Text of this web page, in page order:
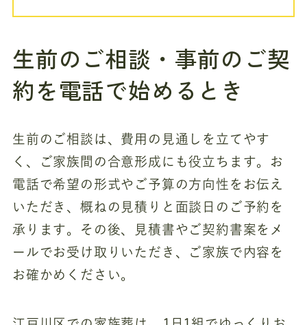
生前のご相談・事前のご契
約を電話で始めるとき
生前のご相談は、費用の見通しを立てやす
く、ご家族間の合意形成にも役立ちます。お
電話で希望の形式やご予算の方向性をお伝え
いただき、概ねの見積りと面談日のご予約を
承ります。その後、見積書やご契約書案をメ
ールでお受け取りいただき、ご家族で内容を
お確かめください。